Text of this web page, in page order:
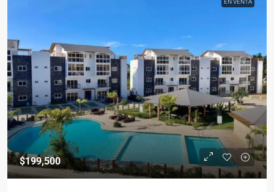
EN VENTA
$199,500